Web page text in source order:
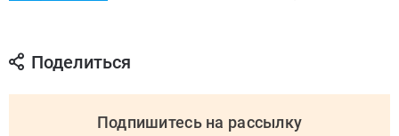
Поделиться
Подпишитесь на рассылку